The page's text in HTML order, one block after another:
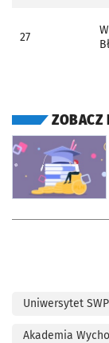
27
ZOBACZ
otworzy się w nowej
Uniwersytet
Akademia